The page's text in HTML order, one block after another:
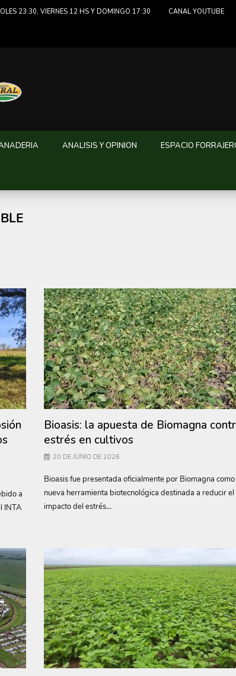
23:30, VIERNES 12 HS Y DOMINGO 17:30 CANAL YOUTUBE
ANALISIS Y OPINION ESPACIO
a
INTA
Bioasis: la apuesta de Biomagna
estrés en cultivos
20 DE JUNIO DE 2026
Bioasis fue presentada oficialmente por Biomagna como
nueva herramienta biotecnológica destinada a reducir el
impacto del estrés...